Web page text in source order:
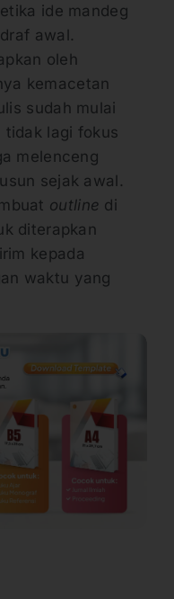
ide mandeg
awal.
oleh
kemacetan
sudah mulai
tidak lagi fokus
melenceng
sejak awal.
outline di
diterapkan
kepada
waktu yang